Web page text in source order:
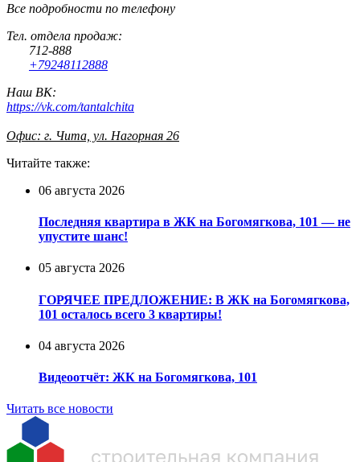
Все подробности по телефону
Тел. отдела продаж:
712-888
+79248112888
Наш ВК:
https://vk.com/tantalchita
Офис: г. Чита, ул. Нагорная 26
Читайте также:
06 августа 2026
Последняя квартира в ЖК на Богомягкова, 101 — не
упустите шанс!
05 августа 2026
ГОРЯЧЕЕ ПРЕДЛОЖЕНИЕ: В ЖК на Богомягкова,
101 осталось всего 3 квартиры!
04 августа 2026
Видеоотчёт: ЖК на Богомягкова, 101
Читать все новости